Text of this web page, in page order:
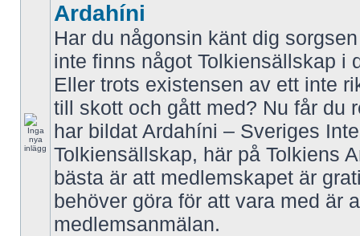
Ardahíni
Har du någonsin känt dig
inte finns något Tolkiensällskap i
Eller trots existensen av ett inte
till skott och gått med? Nu får du
har bildat Ardahíni – Sveriges
Tolkiensällskap, här på Tolkiens
bästa är att medlemskapet är
behöver göra för att vara med är
medlemsanmälan.